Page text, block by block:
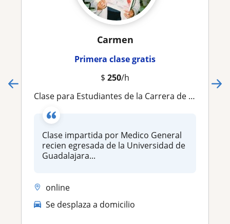
Carmen
Primera clase gratis
$ 250/h
Clase para Estudiantes de la Carrera de Medicina
Clase impartida por Medico General
recien egresada de la Universidad de
Guadalajara...
online
Se desplaza a domicilio